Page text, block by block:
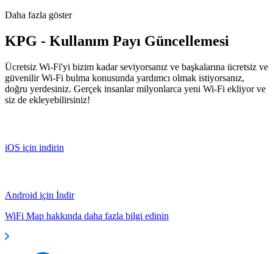
Daha fazla göster
KPG - Kullanım Payı Güncellemesi
Ücretsiz Wi-Fi'yi bizim kadar seviyorsanız ve başkalarına ücretsiz ve
güvenilir Wi-Fi bulma konusunda yardımcı olmak istiyorsanız,
doğru yerdesiniz. Gerçek insanlar milyonlarca yeni Wi-Fi ekliyor ve
siz de ekleyebilirsiniz!
iOS için indirin
Android için İndir
WiFi Map hakkında daha fazla bilgi edinin